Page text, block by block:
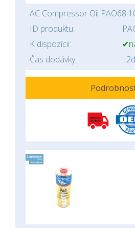
AC Compressor Oil PAO68
ID produktu:
K dispozícii:
Čas dodávky: